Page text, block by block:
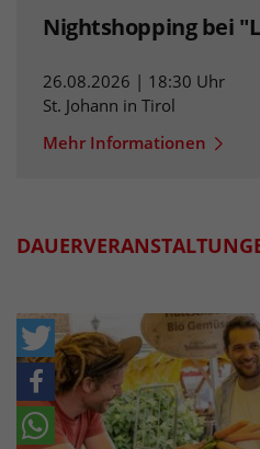
Nightshopping bei
26.08.2026 | 18:30 Uhr
St. Johann in Tirol
Mehr Informationen